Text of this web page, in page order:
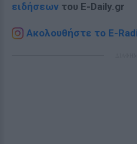
ειδήσεων του E-Daily.gr
Ακολουθήστε το E-